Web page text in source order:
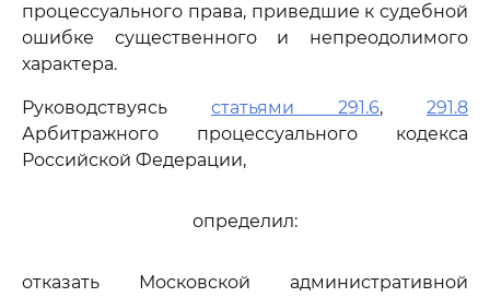
процессуального права, приведшие к судебной
ошибке существенного и непреодолимого
характера.
Руководствуясь статьями 291.6, 291.8
Арбитражного процессуального кодекса
Российской Федерации,
определил:
отказать Московской административной